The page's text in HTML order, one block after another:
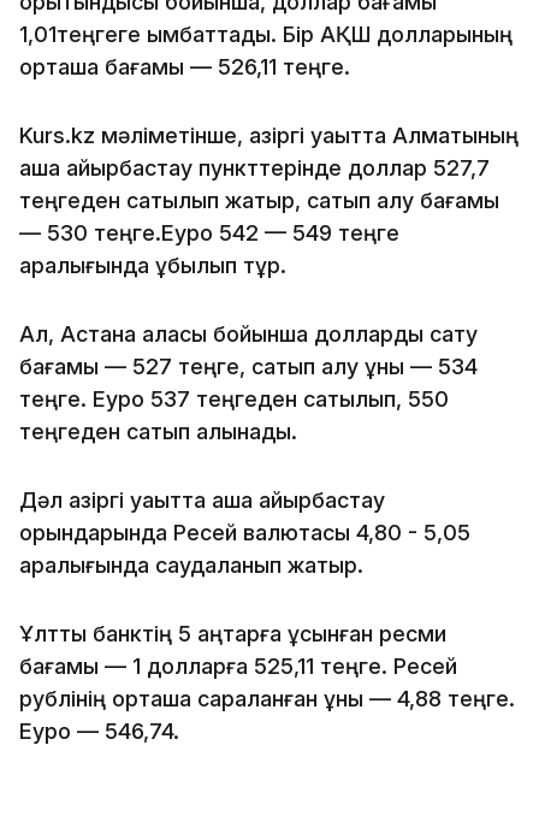
1,01теңгеге қымбаттады. Бір АҚШ долларының
орташа бағамы — 526,11 теңге.
Kurs.kz мәліметінше, қазіргі уақытта Алматының
ақша айырбастау пункттерінде доллар 527,7
теңгеден сатылып жатыр, сатып алу бағамы
— 530 теңге.Еуро 542 — 549 теңге
аралығында құбылып тұр.
Ал, Астана қаласы бойынша долларды сату
бағамы — 527 теңге, сатып алу құны — 534
теңге. Еуро 537 теңгеден сатылып, 550
теңгеден сатып алынады.
Дәл қазіргі уақытта ақша айырбастау
орындарында Ресей валютасы 4,80 - 5,05
аралығында саудаланып жатыр.
Ұлттық банктің 5 қаңтарға ұсынған ресми
бағамы — 1 долларға 525,11 теңге. Ресей
рублінің орташа сараланған құны — 4,88 теңге.
Еуро — 546,74.